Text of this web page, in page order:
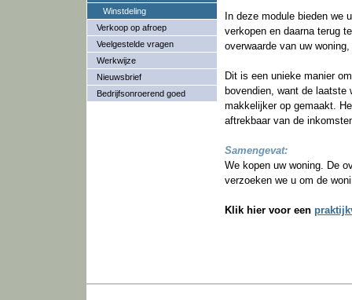
Winstdeling
Verkoop op afroep
Veelgestelde vragen
Werkwijze
Nieuwsbrief
Bedrijfsonroerend goed
In deze module bieden we
verkopen en daarna terug
overwaarde van uw
Dit is een unieke manier
bovendien, want de
makkelijker op gemaakt.
aftrekbaar van de
Samengevat:
We kopen uw woning. De
verzoeken we u om de
Klik hier voor een